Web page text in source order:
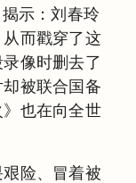
示：刘春玲
而戳穿了这
像时删去了
被联合国备
也在向全世
险、冒着被